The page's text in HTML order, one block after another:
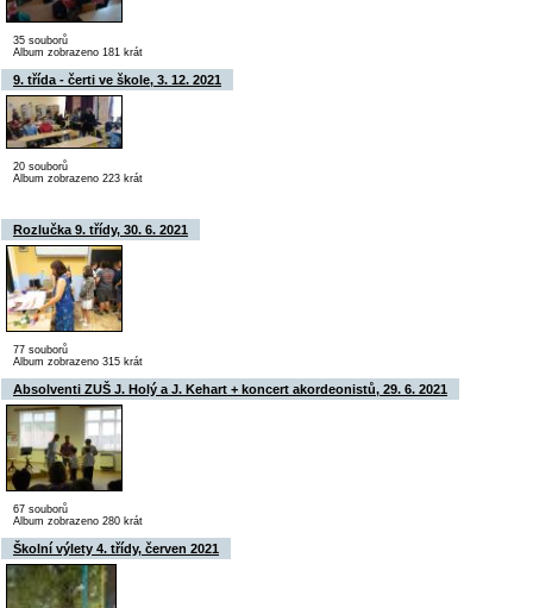
35 souborů
Album zobrazeno 181 krát
9. třída - čerti ve škole, 3. 12. 2021
20 souborů
Album zobrazeno 223 krát
Rozlučka 9. třídy, 30. 6. 2021
77 souborů
Album zobrazeno 315 krát
Absolventi ZUŠ J. Holý a J. Kehart + koncert akordeonistů, 29. 6. 2021
67 souborů
Album zobrazeno 280 krát
Školní výlety 4. třídy, červen 2021